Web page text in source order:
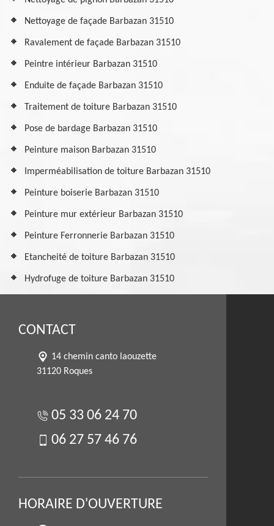
Nettoyage de façade Barbazan 31510
Ravalement de façade Barbazan 31510
Peintre intérieur Barbazan 31510
Enduite de façade Barbazan 31510
Traitement de toiture Barbazan 31510
Pose de bardage Barbazan 31510
Peinture maison Barbazan 31510
Imperméabilisation de toiture Barbazan 31510
Peinture boiserie Barbazan 31510
Peinture mur extérieur Barbazan 31510
Peinture Ferronnerie Barbazan 31510
Etancheité de toiture Barbazan 31510
Hydrofuge de toiture Barbazan 31510
CONTACT
14 chemin canto laouzette
31120 Roques
05 33 06 24 70
06 27 57 46 76
HORAIRE D'OUVERTURE